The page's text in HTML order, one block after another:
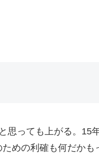
思っても上がる。15
めの利確も何だかも